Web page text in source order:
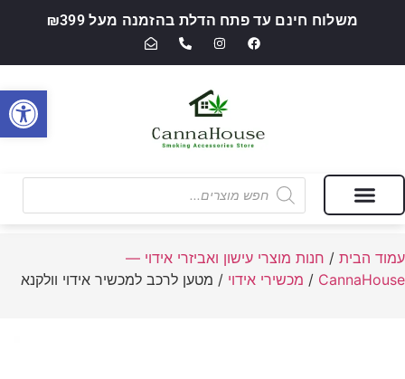
משלוח חינם עד פתח הדלת בהזמנה מעל ₪399
עמוד הבית / חנות מוצרי עישון ואביזרי אידוי —
CannaHouse
/ מכשירי אידוי / מטען לרכב למכשיר אידוי וולקנא
פתח